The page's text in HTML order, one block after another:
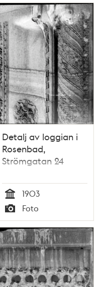
Detalj av loggian i
Rosenbad,
Strömgatan 24
Tid
1903
Typ
Foto